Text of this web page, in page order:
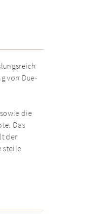
von Due-
die
Das
der
steile